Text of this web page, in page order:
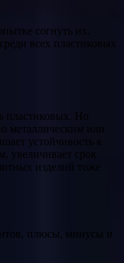
согнуть их.
всех пластиковых
пластиковых. Но
металлическим или
устойчивость к
увеличивает срок
изделий тоже